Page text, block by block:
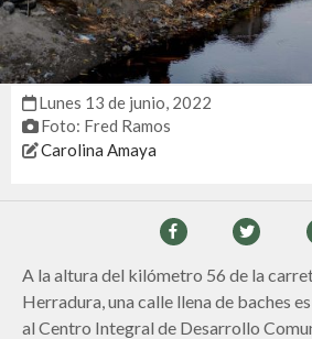
lunes 13 de junio, 2022
Foto: Fred Ramos
Carolina Amaya
A la altura del kilómetro 56 de la
Herradura, una calle llena de baches
al Centro Integral de Desarrollo